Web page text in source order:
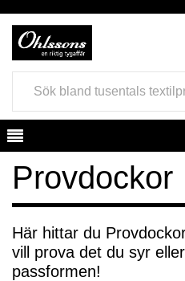
Register Sign In
Provdockor
Här hittar du
vill prova det du syr
passformen!